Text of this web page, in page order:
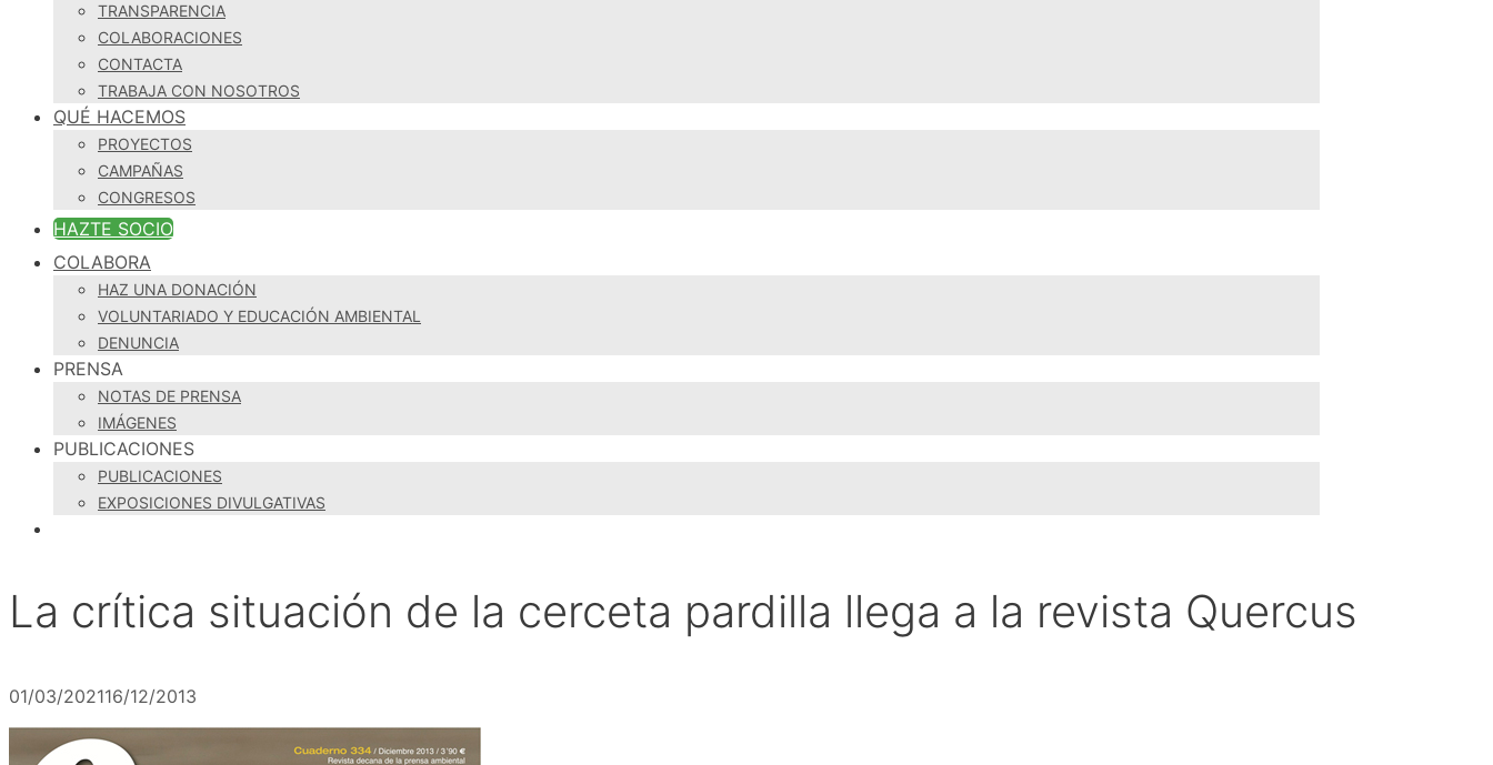
TRANSPARENCIA
COLABORACIONES
CONTACTA
TRABAJA CON NOSOTROS
QUÉ HACEMOS
PROYECTOS
CAMPAÑAS
CONGRESOS
HAZTE SOCIO
COLABORA
HAZ UNA DONACIÓN
VOLUNTARIADO Y EDUCACIÓN AMBIENTAL
DENUNCIA
PRENSA
NOTAS DE PRENSA
IMÁGENES
PUBLICACIONES
PUBLICACIONES
EXPOSICIONES DIVULGATIVAS
La crítica situación de la cerceta pardilla llega a la revista Quercus
01/03/202116/12/2013